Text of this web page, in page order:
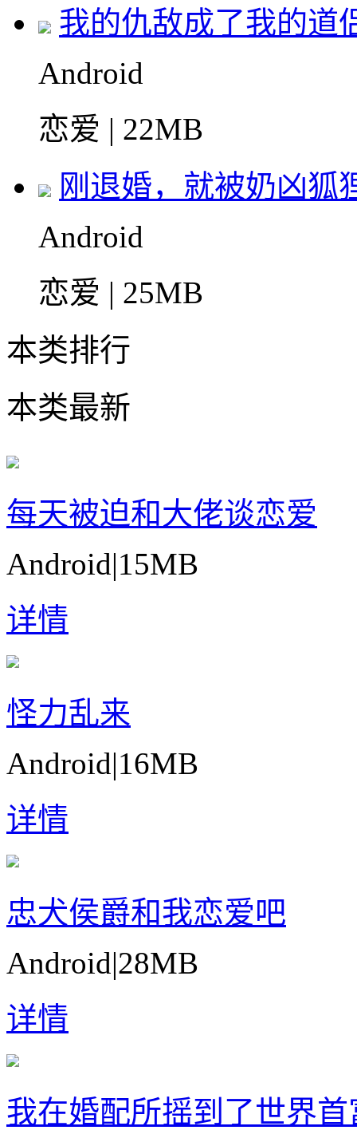
我的仇敌成了我的道
Android
恋爱 | 22MB
刚退婚，就被奶凶狐
Android
恋爱 | 25MB
本类排行
本类最新
每天被迫和大佬谈恋爱
Android|15MB
详情
怪力乱来
Android|16MB
详情
忠犬侯爵和我恋爱吧
Android|28MB
详情
我在婚配所摇到了世界首